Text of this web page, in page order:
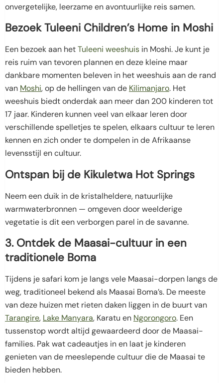
onvergetelijke, leerzame en avontuurlijke reis samen.
Bezoek Tuleeni Children’s Home in Moshi
Een bezoek aan hetTuleeni weeshuis in Moshi. Je kunt je
reis ruim van tevoren plannen en deze kleine maar
dankbare momenten beleven in het weeshuis aan de rand
van Moshi, op de hellingen van de Kilimanjaro. Het
weeshuis biedt onderdak aan meer dan 200 kinderen tot
17 jaar. Kinderen kunnen veel van elkaar leren door
verschillende spelletjes te spelen, elkaars cultuur te leren
kennen en zich onder te dompelen in de Afrikaanse
levensstijl en cultuur.
Ontspan bij de Kikuletwa Hot Springs
Neem een duik in de kristalheldere, natuurlijke
warmwaterbronnen — omgeven door weelderige
vegetatie is dit een verborgen parel in de savanne.
3. Ontdek de Maasai-cultuur in een
traditionele Boma
Tijdens je safari kom je langs vele Maasai-dorpen langs de
weg, traditioneel bekend als Maasai Boma’s. De meeste
van deze huizen met rieten daken liggen in de buurt van
Tarangire, Lake Manyara, Karatu en Ngorongoro. Een
tussenstop wordt altijd gewaardeerd door de Maasai-
families. Pak wat cadeautjes in en laat je kinderen
genieten van de meeslepende cultuur die de Maasai te
bieden hebben.